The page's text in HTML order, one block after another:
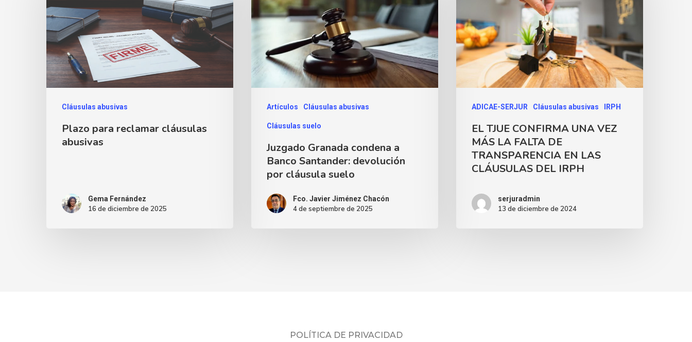
Cláusulas abusivas
Plazo para reclamar cláusulas
abusivas
Gema Fernández
16 de diciembre de 2025
Artículos Cláusulas abusivas
Cláusulas suelo
Juzgado Granada condena a
Banco Santander: devolución
por cláusula suelo
Fco. Javier Jiménez Chacón
4 de septiembre de 2025
ADICAE-SERJUR Cláusulas abusivas IRPH
EL TJUE CONFIRMA UNA VEZ
MÁS LA FALTA DE
TRANSPARENCIA EN LAS
CLÁUSULAS DEL IRPH
serjuradmin
13 de diciembre de 2024
POLÍTICA DE PRIVACIDAD